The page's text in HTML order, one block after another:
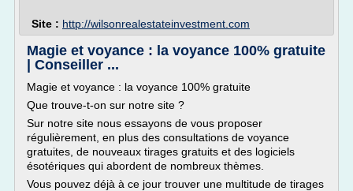
Site : http://wilsonrealestateinvestment.com
Magie et voyance : la voyance 100% gratuite
| Conseiller ...
Magie et voyance : la voyance 100% gratuite
Que trouve-t-on sur notre site ?
Sur notre site nous essayons de vous proposer
régulièrement, en plus des consultations de voyance
gratuites, de nouveaux tirages gratuits et des logiciels
ésotériques qui abordent de nombreux thèmes.
Vous pouvez déjà à ce jour trouver une multitude de tirages